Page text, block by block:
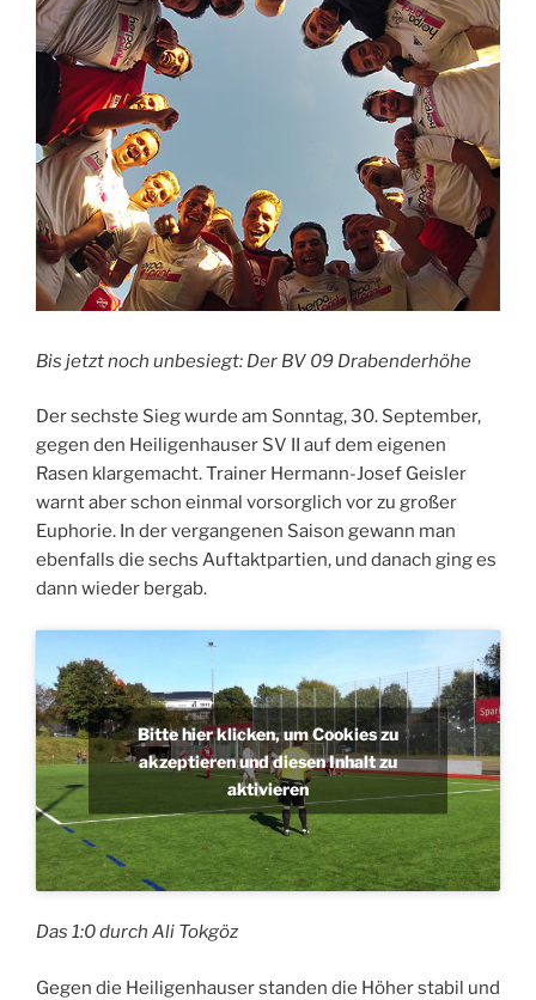
Bis jetzt noch unbesiegt: Der BV 09 Drabenderhöhe
Der sechste Sieg wurde am Sonntag, 30. September,
gegen den Heiligenhauser SV II auf dem eigenen
Rasen klargemacht. Trainer Hermann-Josef Geisler
warnt aber schon einmal vorsorglich vor zu großer
Euphorie. In der vergangenen Saison gewann man
ebenfalls die sechs Auftaktpartien, und danach ging es
dann wieder bergab.
Bitte hier klicken, um Cookies zu
akzeptieren und diesen Inhalt zu
aktivieren
Das 1:0 durch Ali Tokgöz
Gegen die Heiligenhauser standen die Höher stabil und